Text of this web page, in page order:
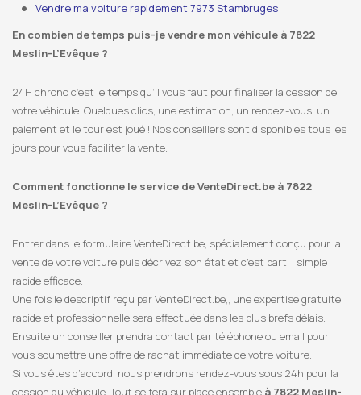
Vendre ma voiture rapidement 7973 Stambruges
En combien de temps puis-je vendre mon véhicule à 7822
Meslin-L’Evêque ?
24H chrono c’est le temps qu’il vous faut pour finaliser la cession de
votre véhicule. Quelques clics, une estimation, un rendez-vous, un
paiement et le tour est joué ! Nos conseillers sont disponibles tous les
jours pour vous faciliter la vente.
Comment fonctionne le service de VenteDirect.be à 7822
Meslin-L’Evêque ?
Entrer dans le formulaire VenteDirect.be, spécialement conçu pour la
vente de votre voiture puis décrivez son état et c’est parti ! simple
rapide efficace.
Une fois le descriptif reçu par VenteDirect.be,, une expertise gratuite,
rapide et professionnelle sera effectuée dans les plus brefs délais.
Ensuite un conseiller prendra contact par téléphone ou email pour
vous soumettre une offre de rachat immédiate de votre voiture.
Si vous êtes d’accord, nous prendrons rendez-vous sous 24h pour la
cession du véhicule. Tout se fera sur place ensemble à 7822 Meslin-